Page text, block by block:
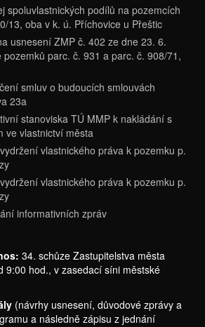
spoluvlastnických podílů na pozemcích
13, oba v k. ú. Příchovice u Přeštic
usnesení ZMP č. 402 ze dne 23. 6.
parc. č. 931 a parc. č. 908/71,
smluv o budoucích smlouvách
23a
stanoviska TÚ MMP k nakládání s
ve vlastnictví města
vlastnického práva k pozemku p.
vlastnického práva k pozemku p.
informativních zpráv
34. schůze Zastupitelstva města
9:00 hod., v zasedací síni městské
(návrhy usnesení, důvodové zprávy a
a následně zápisu z jednání